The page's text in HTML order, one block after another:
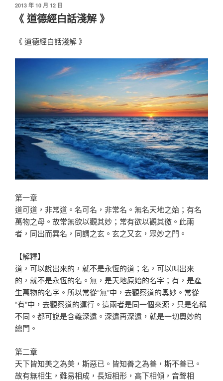
發
2013 年 10 月 12 日
《 道德經白話淺解 》
《 道德經白話淺解 》
第一章
道可道，非常道。名可名，非常名。無名天地之始；有名
萬物之母。故常無欲以觀其妙；常有欲以觀其徼。此兩
者，同出而異名，同謂之玄。玄之又玄，眾妙之門。
【解釋】
道，可以說出來的，就不是永恆的道；名，可以叫出來
的，就不是永恆的名。無，是天地原始的名字；有，是產
生萬物的名字。所以常從“無”中，去觀察道的奧妙。常從
“有”中，去觀察道的運行。這兩者是同一個來源，只是名稱
不同。都可說是含義深遠。深遠再深遠，就是一切奧妙的
總門。
第二章
天下皆知美之為美，斯惡已。皆知善之為善，斯不善已。
故有無相生，難易相成，長短相形，高下相傾，音聲相